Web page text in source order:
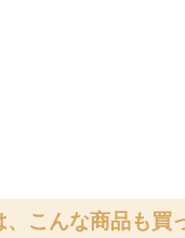
こんな商品も買